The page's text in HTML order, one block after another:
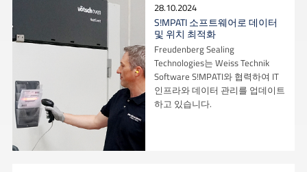
28.10.2024
S!MPATI 소프트웨어로 데이터
및 위치 최적화
Freudenberg Sealing
Technologies는 Weiss Technik
Software S!MPATI와 협력하여 IT
인프라와 데이터 관리를 업데이트
하고 있습니다.